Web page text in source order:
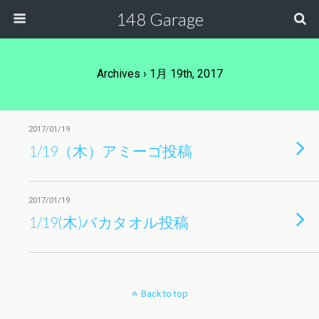
148 Garage
Archives › 1月 19th, 2017
2017/01/19
1/19（木）アミーゴ投稿
2017/01/19
1/19(木)バカタオル投稿
Back to top